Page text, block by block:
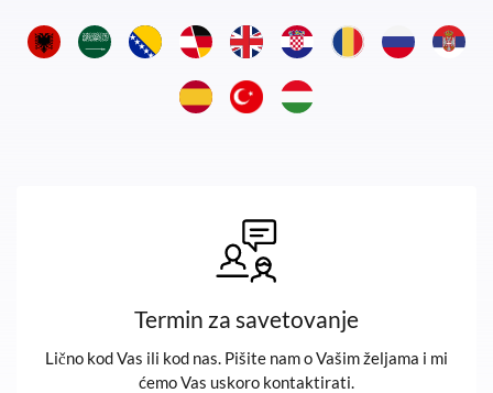
Termin za savetovanje
Lično kod Vas ili kod nas. Pišite nam o Vašim željama i mi
ćemo Vas uskoro kontaktirati.